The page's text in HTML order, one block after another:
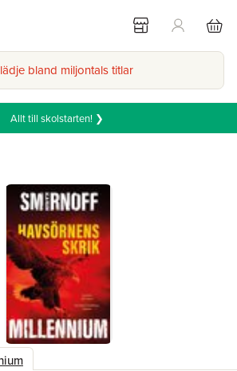
bland miljontals titlar
Allt till skolstarten! ❯